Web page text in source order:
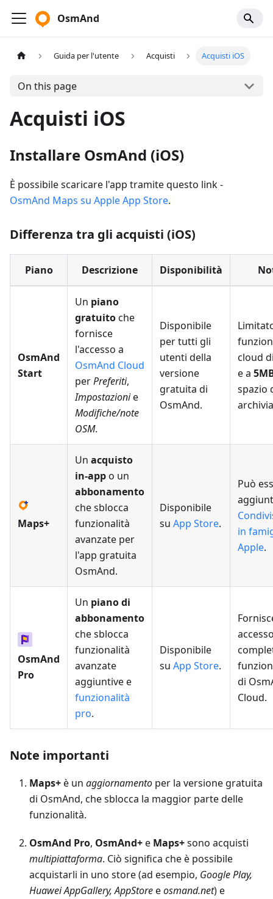
OsmAnd
Guida per l'utente Acquisti Acquisti iOS
On this page
Acquisti iOS
Installare OsmAnd (iOS)
È possibile scaricare l'app tramite questo link -
OsmAnd Maps su Apple App Store.
Differenza tra gli acquisti (iOS)
Piano Descrizione Disponibilità
OsmAnd
Start
Un piano
gratuitoche
fornisce
l'accesso a
OsmAnd Cloud
perPreferiti,
Impostazionie
Modifiche/note
OSM.
Disponibile
per tutti gli
utenti della
versione
gratuita di
OsmAnd.
cloud
e a
spazio
Maps+
Un acquisto
in-appo un
abbonamento
che sblocca
funzionalità
avanzate per
l'app gratuita
OsmAnd.
Disponibile
su App Store.
Può
in
Apple.
OsmAnd
Pro
Un piano di
abbonamento
che sblocca
funzionalità
avanzate
aggiuntive e
funzionalità
pro.
Disponibile
su App Store.
di
Cloud.
Note importanti
Maps+è un aggiornamento per la versione gratuita
di OsmAnd, che sblocca la maggior parte delle
funzionalità.
OsmAnd Pro, OsmAnd+e Maps+sono acquisti
multipiattaforma. Ciò significa che è possibile
acquistarli in uno store (ad esempio, Google Play,
Huawei AppGallery, AppStoreeosmand.net) e